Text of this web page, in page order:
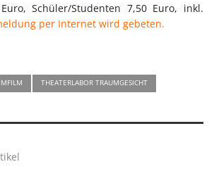
Schüler/Studenten 7,50 Euro, inkl.
per Internet wird gebeten.
THEATERLABOR TRAUMGESICHT